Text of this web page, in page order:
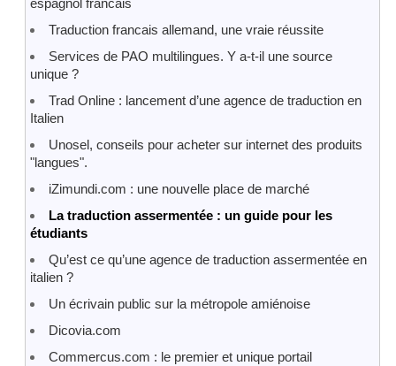
espagnol francais
Traduction francais allemand, une vraie réussite
Services de PAO multilingues. Y a-t-il une source
unique ?
Trad Online : lancement d’une agence de traduction en
Italien
Unosel, conseils pour acheter sur internet des produits
"langues".
iZimundi.com : une nouvelle place de marché
La traduction assermentée : un guide pour les
étudiants
Qu’est ce qu’une agence de traduction assermentée en
italien ?
Un écrivain public sur la métropole amiénoise
Dicovia.com
Commercus.com : le premier et unique portail